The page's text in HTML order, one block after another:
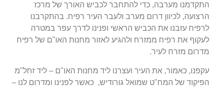
התקדמנו מערבה, כדי להתחבר לכביש האורך של מרכז
הרצועה, לכיוון דרום מערב ולעבר העיר רפיח. בהתקרבנו
לרפיח עזבנו את הכביש הראשי ופנינו לדרך עפר במטרה
לעקוף את רפיח ממזרח ולהגיע לאזור מחנות האו"ם של רפיח
מדרום מזרח לעיר.
עקפנו, כאמור, את העיר ועצרנו ליד מחנות האו"ם – ליד זחל"מ
הפיקוד של המח"ט שמואל גורודיש, כאשר לפנינו ומדרום לנו –